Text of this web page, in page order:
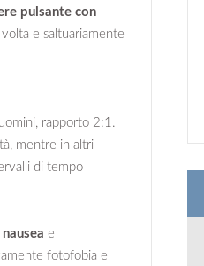
pulsante con
e saltuariamente
rapporto 2:1.
mentre in altri
di tempo
e
fotofobia e